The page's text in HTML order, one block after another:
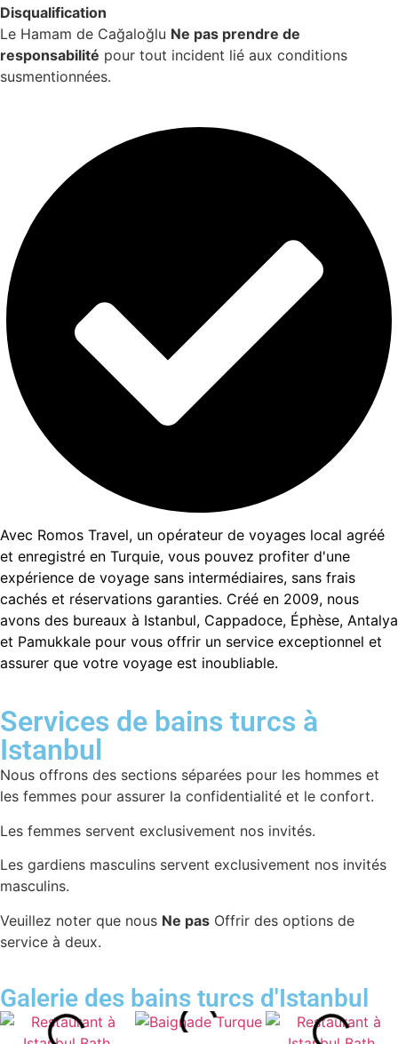
Disqualification
Le Hamam de Cağaloğlu Ne pas prendre de
responsabilité pour tout incident lié aux conditions
susmentionnées.
Avec Romos Travel, un opérateur de voyages local agréé
et enregistré en Turquie, vous pouvez profiter d'une
expérience de voyage sans intermédiaires, sans frais
cachés et réservations garanties. Créé en 2009, nous
avons des bureaux à Istanbul, Cappadoce, Éphèse, Antalya
et Pamukkale pour vous offrir un service exceptionnel et
assurer que votre voyage est inoubliable.
Services de bains turcs à
Istanbul
Nous offrons des sections séparées pour les hommes et
les femmes pour assurer la confidentialité et le confort.
Les femmes servent exclusivement nos invités.
Les gardiens masculins servent exclusivement nos invités
masculins.
Veuillez noter que nous Ne pas Offrir des options de
service à deux.
Galerie des bains turcs d'Istanbul